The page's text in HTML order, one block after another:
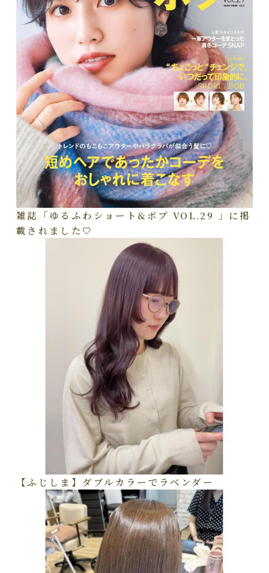
雑誌「ゆるふわショート&ボブ VOL.29 」に掲
載されました🤍
【ふじしま】ダブルカラーでラベンダー